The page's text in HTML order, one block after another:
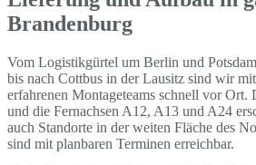
Brandenburg
Vom Logistikgürtel um Berlin und
bis nach Cottbus in der Lausitz sind wir
erfahrenen Montageteams schnell vor
und die Fernachsen A12, A13 und A24
auch Standorte in der weiten Fläche des
sind mit planbaren Terminen erreichbar.